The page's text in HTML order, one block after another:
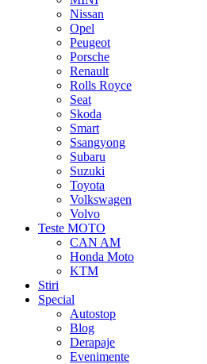
Nissan
Opel
Peugeot
Porsche
Renault
Rolls Royce
Seat
Skoda
Smart
Ssangyong
Subaru
Suzuki
Toyota
Volkswagen
Volvo
Teste MOTO
CAN AM
Honda Moto
KTM
Stiri
Special
Autostop
Blog
Derapaje
Evenimente